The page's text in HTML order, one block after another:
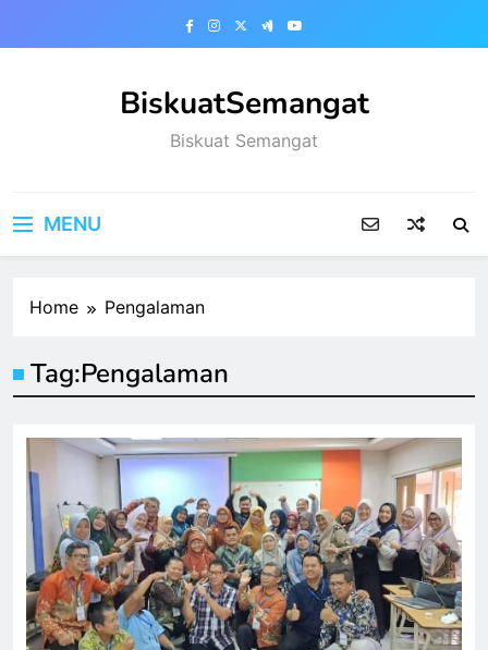
BiskuatSemangat
Biskuat Semangat
MENU
Home Pengalaman
Tag:Pengalaman